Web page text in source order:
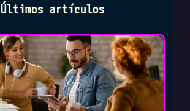
Últimos artículos